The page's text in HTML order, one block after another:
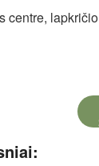
centre,